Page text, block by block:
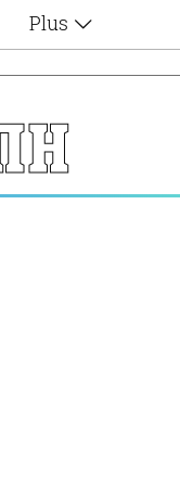
Plus
Αφιερώματα
Ζώδια